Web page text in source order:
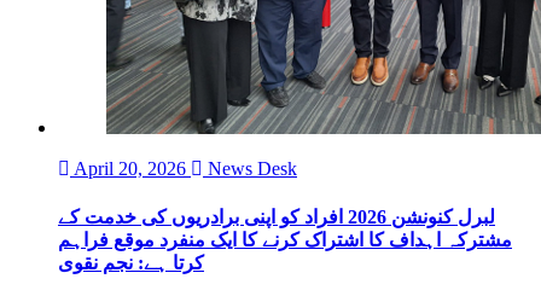
April 20, 2026 News Desk
لبرل کنونشن 2026 افراد کو اپنی برادریوں کی خدمت کے
مشترکہ اہداف کا اشتراک کرنے کا ایک منفرد موقع فراہم
کرتا ہے: نجم نقوی